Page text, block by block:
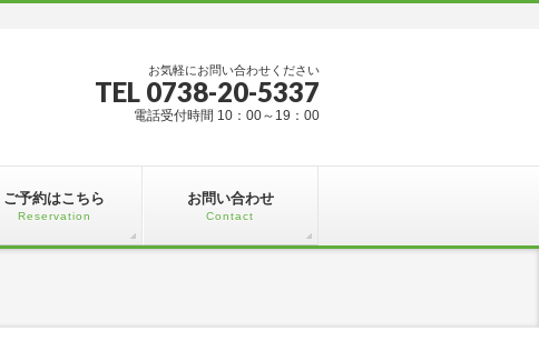
お気軽にお問い合わせください
TEL 0738-20-5337
電話受付時間 10：00～19：00
ご予約はこちら
Reservation
お問い合わせ
Contact